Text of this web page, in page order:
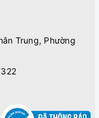
Trung, Phường